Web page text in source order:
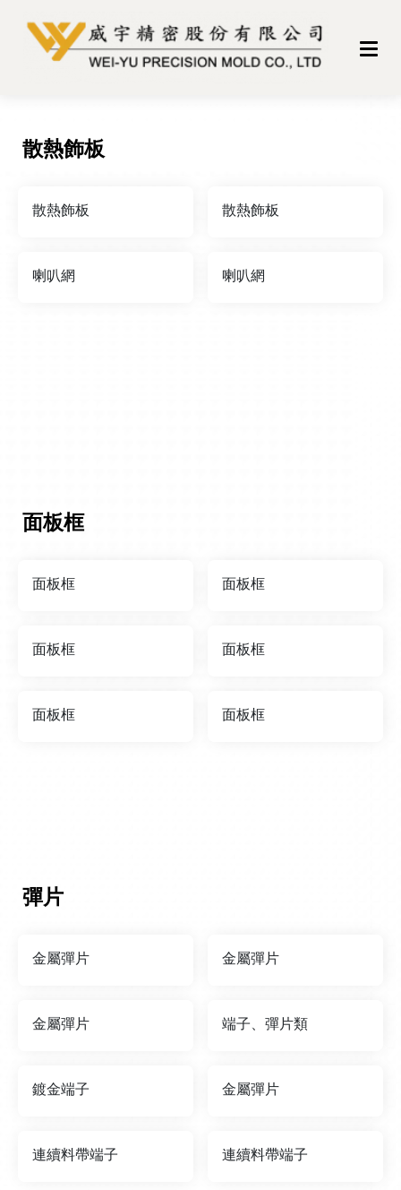
散熱飾板
散熱飾板 散熱飾板
喇叭網 喇叭網
面板框
面板框 面板框
面板框 面板框
面板框 面板框
彈片
金屬彈片 金屬彈片
金屬彈片 端子、彈片類
鍍金端子 金屬彈片
連續料帶端子 連續料帶端子